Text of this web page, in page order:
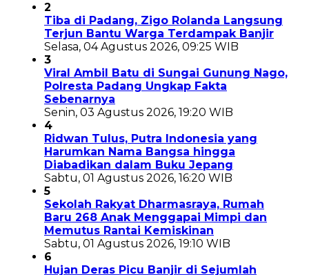
2
Tiba di Padang, Zigo Rolanda Langsung
Terjun Bantu Warga Terdampak Banjir
Selasa, 04 Agustus 2026, 09:25 WIB
3
Viral Ambil Batu di Sungai Gunung Nago,
Polresta Padang Ungkap Fakta
Sebenarnya
Senin, 03 Agustus 2026, 19:20 WIB
4
Ridwan Tulus, Putra Indonesia yang
Harumkan Nama Bangsa hingga
Diabadikan dalam Buku Jepang
Sabtu, 01 Agustus 2026, 16:20 WIB
5
Sekolah Rakyat Dharmasraya, Rumah
Baru 268 Anak Menggapai Mimpi dan
Memutus Rantai Kemiskinan
Sabtu, 01 Agustus 2026, 19:10 WIB
6
Hujan Deras Picu Banjir di Sejumlah